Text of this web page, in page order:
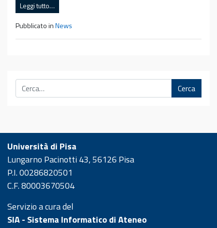
Leggi tutto…
Pubblicato inNews
Cerca
Università di Pisa
Lungarno Pacinotti 43, 56126 Pisa
P.I. 00286820501
C.F. 80003670504
Servizio a cura del
SIA - Sistema Informatico di Ateneo